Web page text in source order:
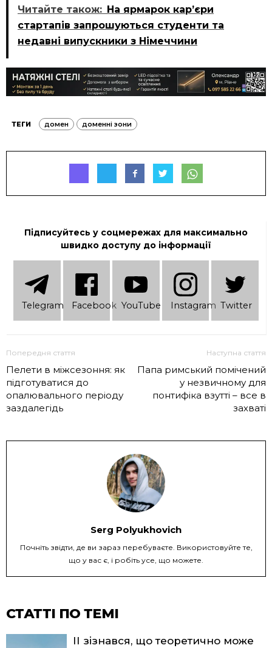
Читайте також: На ярмарок кар’єри
стартапів запрошуються студенти та
недавні випускники з Німеччини
ТЕГИ домен доменні зони
Підписуйтесь у соцмережах для максимально
швидко доступу до інформації
Telеgram Facebook YouTube Instagram Twitter
Попередня стаття
Пелети в міжсезоння: як
підготуватися до
опалювального періоду
заздалегідь
Наступна стаття
Папа римський помічений
у незвичному для
понтифіка взутті – все в
захваті
Serg Polyukhovich
Почніть звідти, де ви зараз перебуваєте. Використовуйте те,
що у вас є, і робіть усе, що можете.
СТАТТІ ПО ТЕМІ
ІІ зізнався, що теоретично може